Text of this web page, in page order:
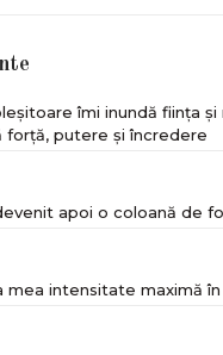
îmi inundă ființa și
forță, putere și încredere
apoi o coloană de
mea intensitate maximă